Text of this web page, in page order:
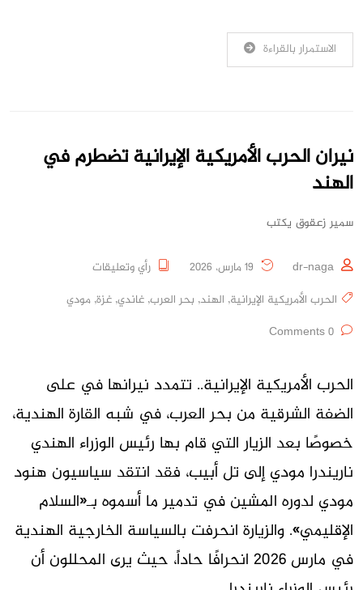
الاستمرار بالقراءة
نيران الحرب الأمريكية الإيرانية تضطرم في
الهند
سمير زعقوق يكتب
dr-naga
رأي وتعليقات
الحرب الأمريكية الإيرانية, الهند, بحر العرب, غاندي, غزة, مودي
الحرب الأمريكية الإيرانية.. تتمدد نيرانها في على
الضفة الشرقية من بحر العرب، في شبه القارة الهندية،
خصوصًا بعد الزيار التي قام بها رئيس الوزراء الهندي
ناريندرا مودي إلى تل أبيب، فقد انتقد سياسيون هنود
مودي لدوره المشين في تدمير ما أسموه بـ«السلام
الإقليمي». والزيارة انحرفت بالسياسة الخارجية الهندية
في مارس 2026 انحرافًا حاداً، حيث يرى المحللون أن